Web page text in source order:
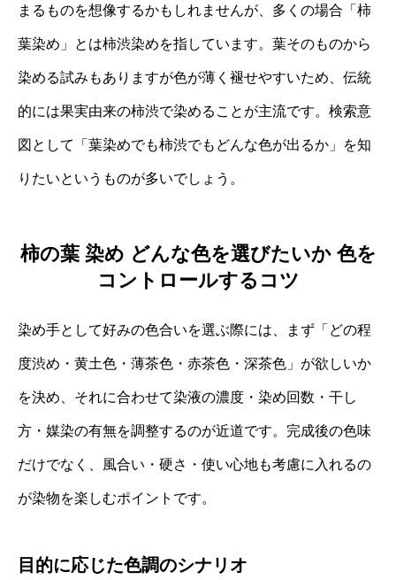
まるものを想像するかもしれませんが、多くの場合「柿
葉染め」とは柿渋染めを指しています。葉そのものから
染める試みもありますが色が薄く褪せやすいため、伝統
的には果実由来の柿渋で染めることが主流です。検索意
図として「葉染めでも柿渋でもどんな色が出るか」を知
りたいというものが多いでしょう。
柿の葉 染め どんな色を選びたいか 色を
コントロールするコツ
染め手として好みの色合いを選ぶ際には、まず「どの程
度渋め・黄土色・薄茶色・赤茶色・深茶色」が欲しいか
を決め、それに合わせて染液の濃度・染め回数・干し
方・媒染の有無を調整するのが近道です。完成後の色味
だけでなく、風合い・硬さ・使い心地も考慮に入れるの
が染物を楽しむポイントです。
目的に応じた色調のシナリオ